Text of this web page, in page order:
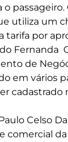
passageiro.
utiliza um
tarifa por
Fernanda
de
em vários
cadastrado
Celso
comercial da